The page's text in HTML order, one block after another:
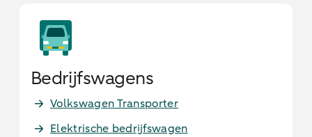
Bedrijfswagens
Volkswagen Transporter
Elektrische bedrijfswagen